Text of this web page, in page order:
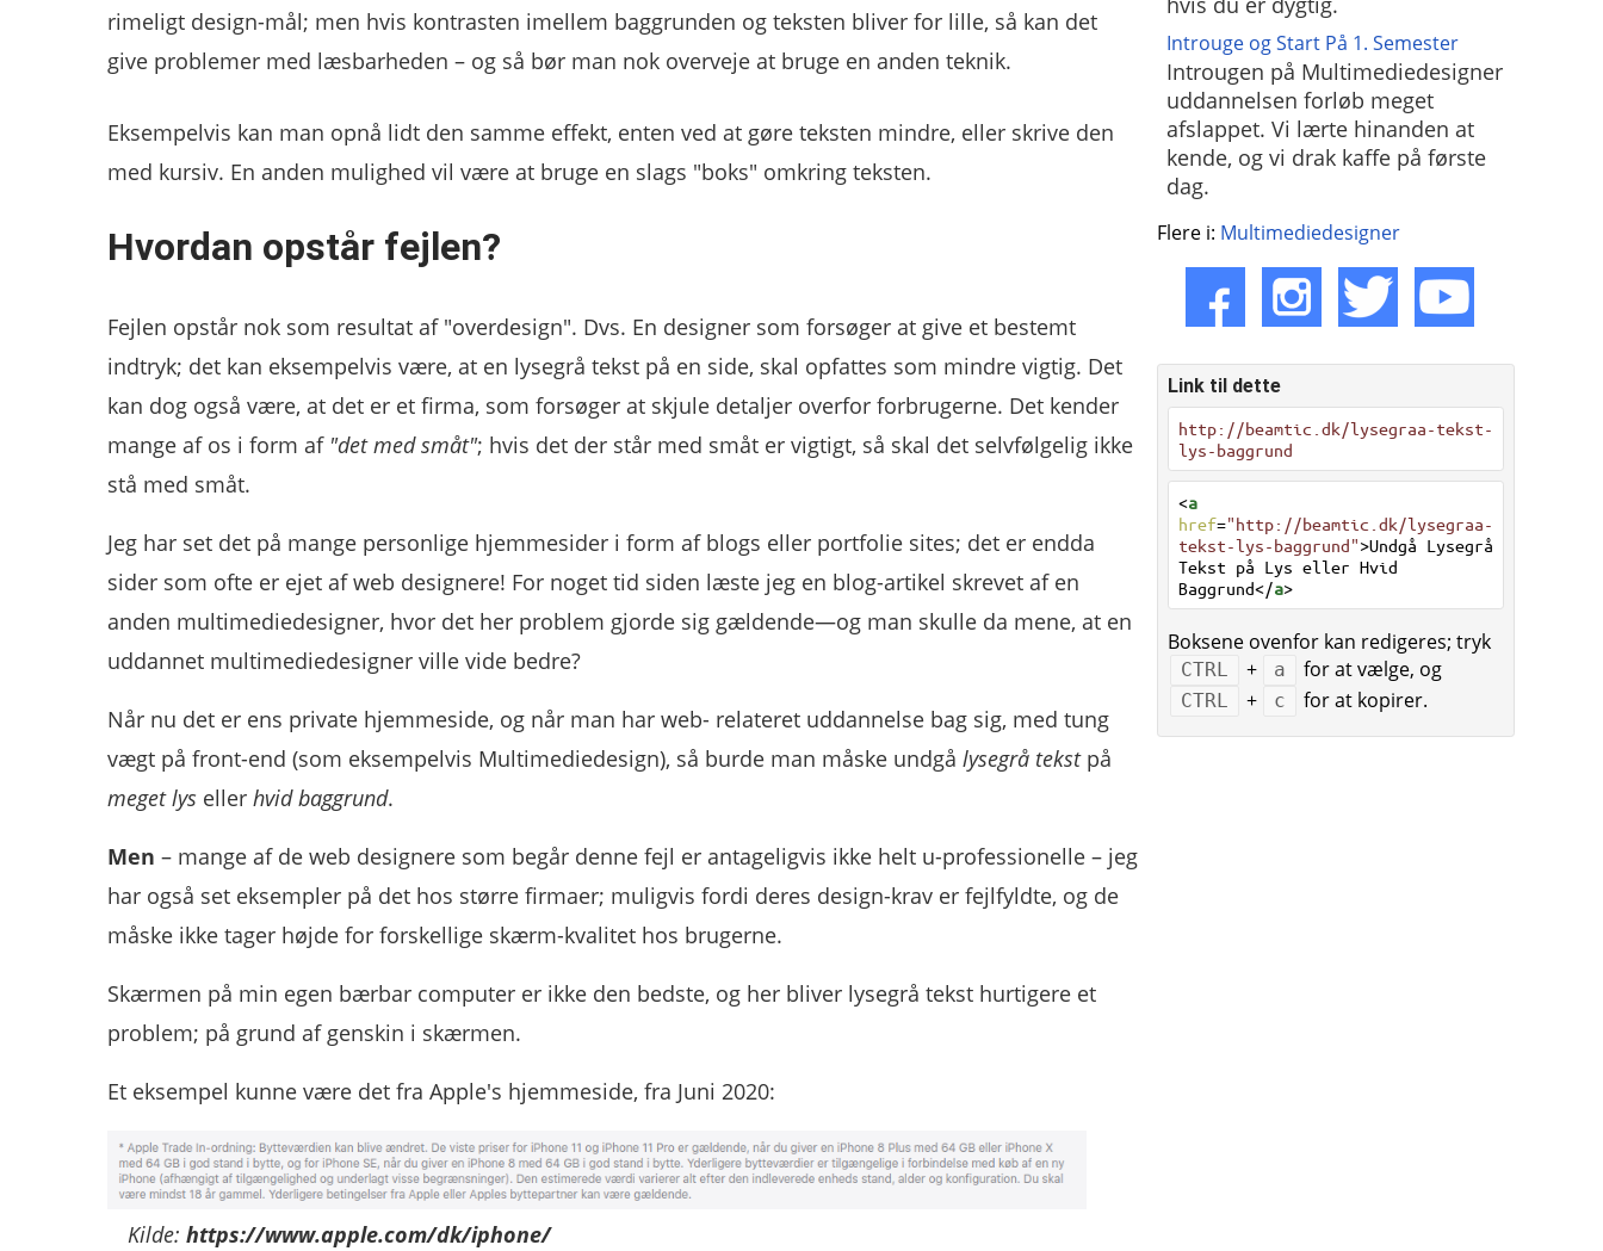
rimeligt design-mål; men hvis kontrasten imellem baggrunden og teksten bliver for lille, så kan det
give problemer med læsbarheden – og så bør man nok overveje at bruge en anden teknik.
Eksempelvis kan man opnå lidt den samme effekt, enten ved at gøre teksten mindre, eller skrive den
med kursiv. En anden mulighed vil være at bruge en slags "boks" omkring teksten.
Hvordan opstår fejlen?
Fejlen opstår nok som resultat af "overdesign". Dvs. En designer som forsøger at give et bestemt
indtryk; det kan eksempelvis være, at en lysegrå tekst på en side, skal opfattes som mindre vigtig. Det
kan dog også være, at det er et firma, som forsøger at skjule detaljer overfor forbrugerne. Det kender
mange af os i form af "det med småt"; hvis det der står med småt er vigtigt, så skal det selvfølgelig ikke
stå med småt.
Jeg har set det på mange personlige hjemmesider i form af blogs eller portfolie sites; det er endda
sider som ofte er ejet af web designere! For noget tid siden læste jeg en blog-artikel skrevet af en
anden multimediedesigner, hvor det her problem gjorde sig gældende—og man skulle da mene, at en
uddannet multimediedesigner ville vide bedre?
Når nu det er ens private hjemmeside, og når man har web- relateret uddannelse bag sig, med tung
vægt på front-end (som eksempelvis Multimediedesign), så burde man måske undgå lysegrå tekstpå
meget lyseller hvid baggrund.
Men – mange af de web designere som begår denne fejl er antageligvis ikke helt u-professionelle – jeg
har også set eksempler på det hos større firmaer; muligvis fordi deres design-krav er fejlfyldte, og de
måske ikke tager højde for forskellige skærm-kvalitet hos brugerne.
Skærmen på min egen bærbar computer er ikke den bedste, og her bliver lysegrå tekst hurtigere et
problem; på grund af genskin i skærmen.
Et eksempel kunne være det fra Apple's hjemmeside, fra Juni 2020:
Kilde:https://www.apple.com/dk/iphone/
Introuge og Start På 1. Semester
Introugen på Multimediedesigner
uddannelsen forløb meget
afslappet. Vi lærte hinanden at
kende, og vi drak kaffe på første
dag.
Flere i: Multimediedesigner
Link til dette
http://beamtic.dk/lysegraa-tekst-
lys-baggrund
<a
href="http://beamtic.dk/lysegraa-
tekst-lys-baggrund">Undgå Lysegrå
Tekst på Lys eller Hvid
Baggrund</a>
Boksene ovenfor kan redigeres; tryk
CTRL + a for at vælge, og
CTRL + c for at kopirer.